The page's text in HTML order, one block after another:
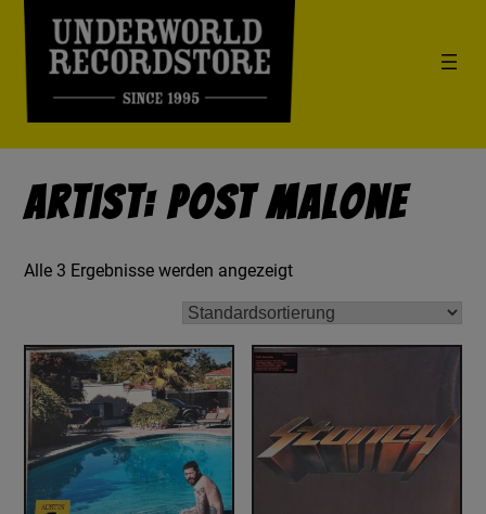
Artist: Post Malone
Alle 3 Ergebnisse werden angezeigt